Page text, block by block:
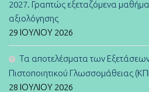
2027. Γραπτώς εξεταζόμενα
αξιολόγησης
29 ΙΟΥΛΊΟΥ 2026
Τα αποτελέσματα των
Πιστοποιητικού Γλωσσομάθειας
28 ΙΟΥΛΊΟΥ 2026